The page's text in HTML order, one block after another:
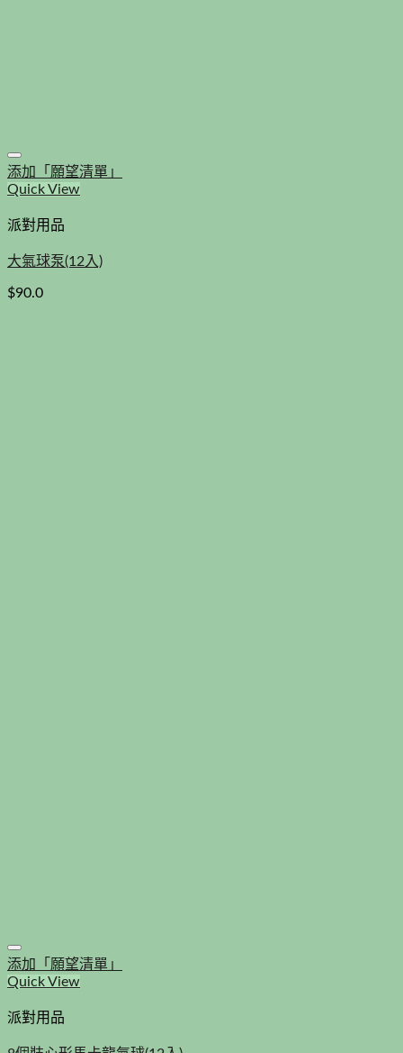
添加「願望清單」
Quick View
派對用品
大氣球泵(12入)
$90.0
添加「願望清單」
Quick View
派對用品